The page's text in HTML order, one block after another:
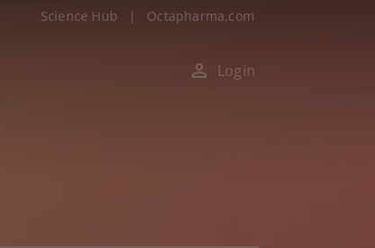
Science Hub | Octapharma.com
Login